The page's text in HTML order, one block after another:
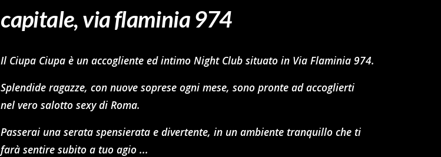
capitale, via flaminia 974
Il Ciupa Ciupa è un accogliente ed intimo Night Club situato in Via Flaminia 974.
Splendide ragazze, con nuove soprese ogni mese, sono pronte ad accoglierti
nel vero salotto sexy di Roma.
Passerai una serata spensierata e divertente, in un ambiente tranquillo che ti
farà sentire subito a tuo agio ...